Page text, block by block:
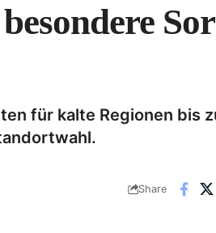
für kalte Regionen bis
Share